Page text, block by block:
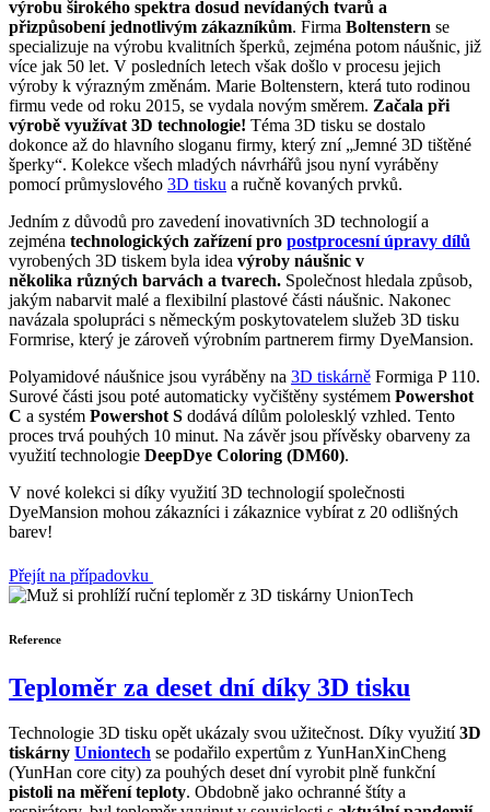
výrobu širokého spektra dosud nevídaných tvarů a
přizpůsobení jednotlivým zákazníkům. Firma Boltenstern se
specializuje na výrobu kvalitních šperků, zejména potom náušnic, již
více jak 50 let. V posledních letech však došlo v procesu jejich
výroby k výrazným změnám. Marie Boltenstern, která tuto rodinou
firmu vede od roku 2015, se vydala novým směrem. Začala při
výrobě využívat 3D technologie! Téma 3D tisku se dostalo
dokonce až do hlavního sloganu firmy, který zní „Jemné 3D tištěné
šperky“. Kolekce všech mladých návrhářů jsou nyní vyráběny
pomocí průmyslového 3D tisku a ručně kovaných prvků.
Jedním z důvodů pro zavedení inovativních 3D technologií a
zejména technologických zařízení pro postprocesní úpravy dílů
vyrobených 3D tiskem byla idea výroby náušnic v
několika různých barvách a tvarech. Společnost hledala způsob,
jakým nabarvit malé a flexibilní plastové části náušnic. Nakonec
navázala spolupráci s německým poskytovatelem služeb 3D tisku
Formrise, který je zároveň výrobním partnerem firmy DyeMansion.
Polyamidové náušnice jsou vyráběny na 3D tiskárně Formiga P 110.
Surové části jsou poté automaticky vyčištěny systémem Powershot
C a systém Powershot S dodává dílům pololesklý vzhled. Tento
proces trvá pouhých 10 minut. Na závěr jsou přívěsky obarveny za
využití technologie DeepDye Coloring (DM60).
V nové kolekci si díky využití 3D technologií společnosti
DyeMansion mohou zákazníci i zákaznice vybírat z 20 odlišných
barev!
Přejít na případovku
Reference
Teploměr za deset dní díky 3D tisku
Technologie 3D tisku opět ukázaly svou užitečnost. Díky využití3D
tiskárny Uniontech se podařilo expertům z YunHanXinCheng
(YunHan core city) za pouhých deset dní vyrobit plně funkční
pistoli na měření teploty. Obdobně jako ochranné štíty a